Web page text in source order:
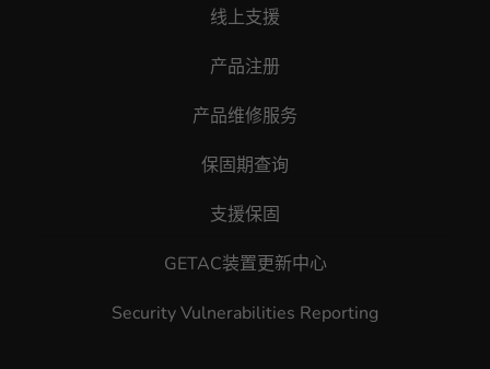
线上支援
产品注册
产品维修服务
保固期查询
支援保固
GETAC装置更新中心
Security Vulnerabilities Reporting